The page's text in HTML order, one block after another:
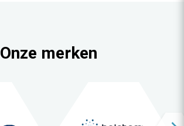
Onze merken